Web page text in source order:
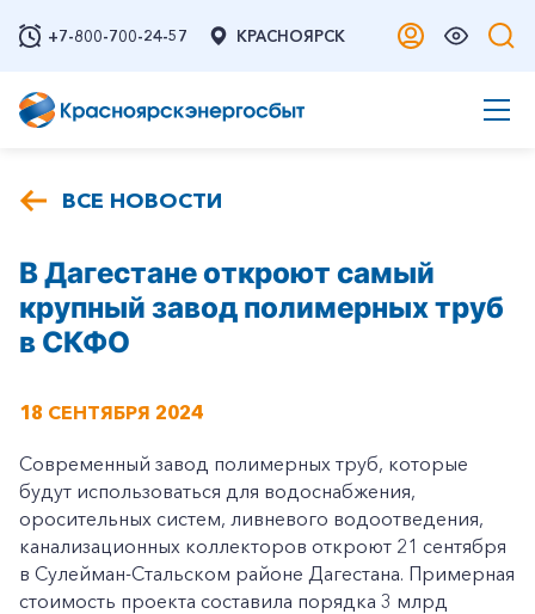
+7-800-700-24-57 КРАСНОЯРСК
ВСЕ НОВОСТИ
В Дагестане откроют самый
крупный завод полимерных труб
в СКФО
18 СЕНТЯБРЯ 2024
Современный завод полимерных труб, которые
будут использоваться для водоснабжения,
оросительных систем, ливневого водоотведения,
канализационных коллекторов откроют 21 сентября
в Сулейман-Стальском районе Дагестана. Примерная
стоимость проекта составила порядка 3 млрд